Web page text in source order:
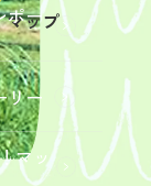
ポー
リー
マッ
マップ